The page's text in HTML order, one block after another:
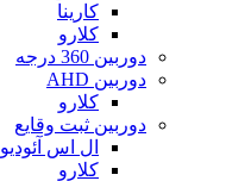
کارینا
کلارو
دوربین 360 درجه
دوربین AHD
کلارو
دوربین ثبت وقایع
ال اس آئودیو
کلارو